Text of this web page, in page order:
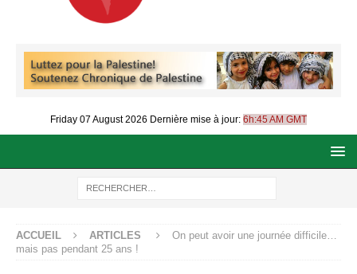
Friday 07 August 2026 Dernière mise à jour: 6h:45 AM GMT
ACCUEIL ARTICLES
On peut avoir une journée difficile…
mais pas pendant 25 ans !